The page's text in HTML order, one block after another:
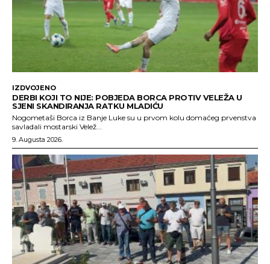
IZDVOJENO
DERBI KOJI TO NIJE: POBJEDA BORCA PROTIV VELEŽA U
SJENI SKANDIRANJA RATKU MLADIĆU
Nogometaši Borca iz Banje Luke su u prvom kolu domaćeg prvenstva
savladali mostarski Velež...
9. Augusta 2026.